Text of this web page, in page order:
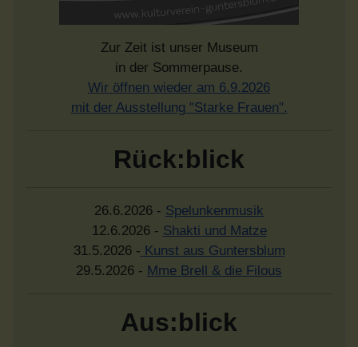
Zur Zeit ist unser Museum
in der Sommerpause.
Wir öffnen wieder am 6.9.2026
mit der Ausstellung "Starke Frauen".
Rück:blick
26.6.2026 - Spelunkenmusik
12.6.2026 - Shakti und Matze
31.5.2026 - Kunst aus Guntersblum
29.5.2026 - Mme Brell & die Filous
Aus:blick